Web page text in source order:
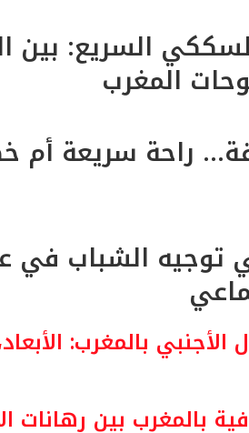
السريع: بين
المغرب
راحة سريعة أم
توجيه الشباب في
بالمغرب:
بالمغرب بين رهانات